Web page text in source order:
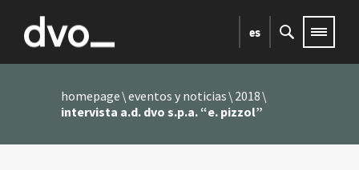
es
homepage eventos y noticias 2018
intervista a.d. dvo s.p.a. “e. pizzol”